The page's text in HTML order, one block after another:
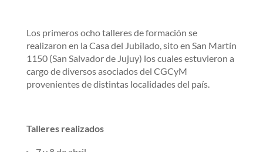
Los primeros ocho talleres de formación se
realizaron en la Casa del Jubilado, sito en San Martín
1150 (San Salvador de Jujuy) los cuales estuvieron a
cargo de diversos asociados del CGCyM
provenientes de distintas localidades del país.
Talleres realizados